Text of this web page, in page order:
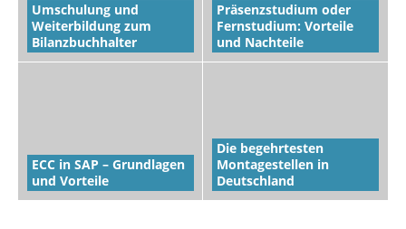
Umschulung und
Weiterbildung zum
Bilanzbuchhalter
Präsenzstudium oder
Fernstudium: Vorteile
und Nachteile
ECC in SAP – Grundlagen
und Vorteile
Die begehrtesten
Montagestellen in
Deutschland